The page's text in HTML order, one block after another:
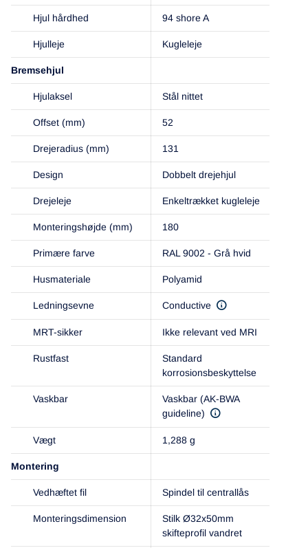
Hjul hårdhed 94 shore A
Hjulleje Kugleleje
Bremsehjul
Hjulaksel Stål nittet
Offset (mm) 52
Drejeradius (mm) 131
Design Dobbelt drejehjul
Drejeleje Enkeltrækket kugleleje
Monteringshøjde (mm) 180
Primære farve RAL 9002 - Grå hvid
Husmateriale Polyamid
Ledningsevne Conductive
MRT-sikker Ikke relevant ved MRI
Rustfast
Standard
korrosionsbeskyttelse
Vaskbar
Vaskbar (AK-BWA
guideline)
Vægt 1,288 g
Montering
Vedhæftet fil Spindel til centrallås
Monteringsdimension
Stilk Ø32x50mm
skifteprofil vandret